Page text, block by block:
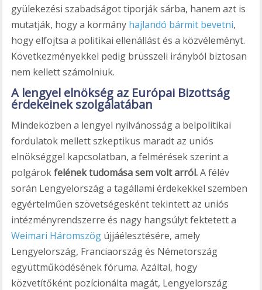
gyülekezési szabadságot tiporják sárba, hanem azt is
mutatják, hogy a kormány hajlandó bármit bevetni,
hogy elfojtsa a politikai ellenállást és a közvéleményt.
Következményekkel pedig brüsszeli irányból biztosan
nem kellett számolniuk.
A lengyel elnökség az Európai Bizottság
érdekeinek szolgálatában
Mindeközben a lengyel nyilvánosság a belpolitikai
fordulatok mellett szkeptikus maradt az uniós
elnökséggel kapcsolatban, a felmérések szerint a
polgárokfelének tudomása sem volt arról.A félév
során Lengyelország a tagállami érdekekkel szemben
egyértelműen szövetségesként tekintett az uniós
intézményrendszerre és nagy hangsúlyt fektetett a
Weimari Háromszög újjáélesztésére, amely
Lengyelország, Franciaország és Németország
együttműködésének fóruma. Azáltal, hogy
közvetítőként pozícionálta magát, Lengyelország